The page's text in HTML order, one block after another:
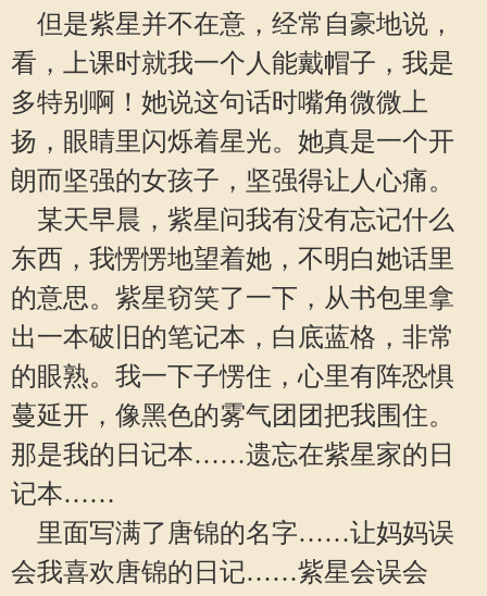
但是紫星并不在意，经常自豪地说，
看，上课时就我一个人能戴帽子，我是
多特别啊！她说这句话时嘴角微微上
扬，眼睛里闪烁着星光。她真是一个开
朗而坚强的女孩子，坚强得让人心痛。
某天早晨，紫星问我有没有忘记什么
东西，我愣愣地望着她，不明白她话里
的意思。紫星窃笑了一下，从书包里拿
出一本破旧的笔记本，白底蓝格，非常
的眼熟。我一下子愣住，心里有阵恐惧
蔓延开，像黑色的雾气团团把我围住。
那是我的日记本……遗忘在紫星家的日
记本……
里面写满了唐锦的名字……让妈妈误
会我喜欢唐锦的日记……紫星会误会